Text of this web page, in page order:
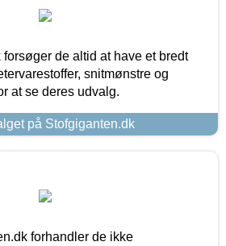
de altid at have et bredt
snitmønstre og
at se deres udvalg.
på Stofgiganten.dk
forhandler de ikke